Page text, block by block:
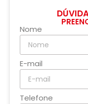
Nome
E-mail
Telefone